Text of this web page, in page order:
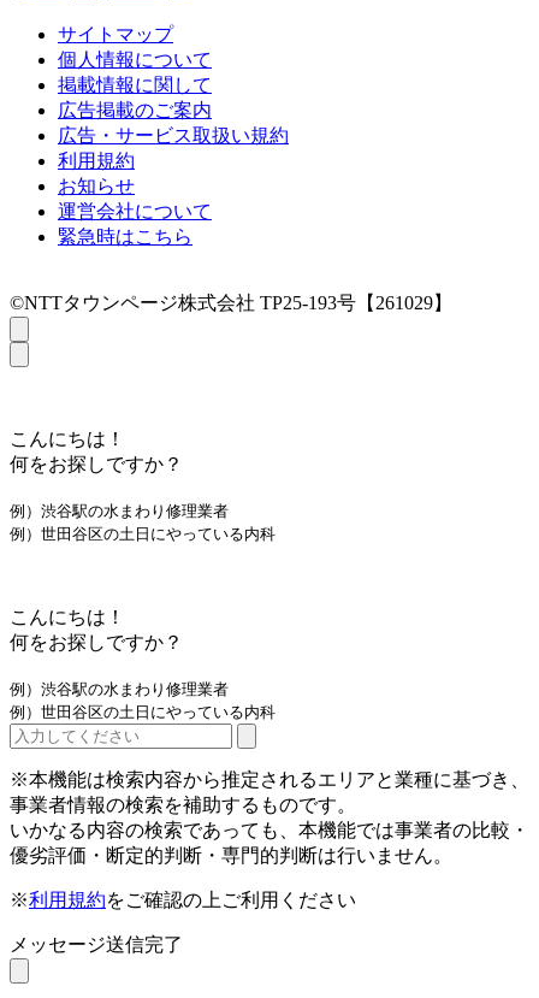
サイトマップ
個人情報について
掲載情報に関して
広告掲載のご案内
広告・サービス取扱い規約
利用規約
お知らせ
運営会社について
緊急時はこちら
©NTTタウンページ株式会社 TP25-193号【261029】
こんにちは！
何をお探しですか？
例）渋谷駅の水まわり修理業者
例）世田谷区の土日にやっている内科
こんにちは！
何をお探しですか？
例）渋谷駅の水まわり修理業者
例）世田谷区の土日にやっている内科
※本機能は検索内容から推定されるエリアと業種に基づき、
事業者情報の検索を補助するものです。
いかなる内容の検索であっても、本機能では事業者の比較・
優劣評価・断定的判断・専門的判断は行いません。
※利用規約をご確認の上ご利用ください
メッセージ送信完了